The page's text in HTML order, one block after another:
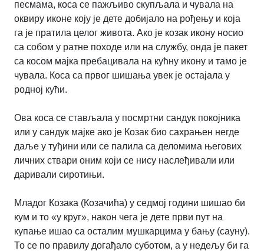
песмама, коса се пажљиво скупљала и чувала на
оквиру иконе коју је дете добијало на рођењу и која
га је пратила целог живота. Ако је козак икону носио
са собом у ратне походе или на службу, онда је пакет
са косом мајка пребацивала на кућну икону и тамо је
чувала. Коса са првог шишања увек је остајала у
родној кући.
Ова коса се стављала у посмртни сандук покојника
или у сандук мајке ако је Козак био сахрањен негде
даље у туђини или се палила са деломима његових
личних ствари оним који се нису наслеђивали или
даривали сиротињи.
Младог Козака (Козачића) у седмој години шишао би
кум и то «у круг», након чега је дете први пут на
купање ишао са осталим мушкарцима у бању (сауну).
То се по правилу догађало суботом, а у недељу би га